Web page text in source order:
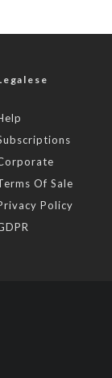
Of Sale
Policy